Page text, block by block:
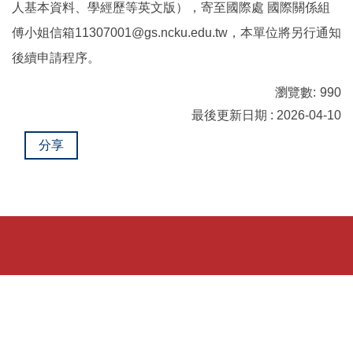
人基本資料、學經歷等英文版），寄至國際處 國際關係組
傅小姐信箱11307001@gs.ncku.edu.tw，本單位將另行通知
後續申請程序。
瀏覽數: 990
最後更新日期 : 2026-04-10
分享